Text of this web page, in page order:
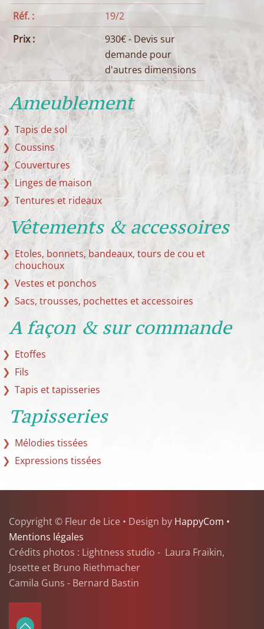
Réf. :
19/2
Prix :
930€ - Devis sur
demande pour
d'autres dimensions
Ameublement
Tapis de sol
Coussins
Couvertures
Linges de maison
Tentures et rideaux
Vêtements & accessoires
Etoles, bonnets, bandeaux, tours de cou et
chouchoux
Vestes et ponchos
Sacs, trousses, pochettes et accessoires
A façon & sur commande
Etoffes
Fils
Tapis et tapisseries
Tapisseries
Mélodies tissées
Expressions tissées
Copyright © Fleur de Lice • Design by HappyCom •
Mentions légales
Crédits photos : Lightness studio - Laura Fraikin,
Josette et Bruno Riethmacher
Camila Guns - Bernard Bastin